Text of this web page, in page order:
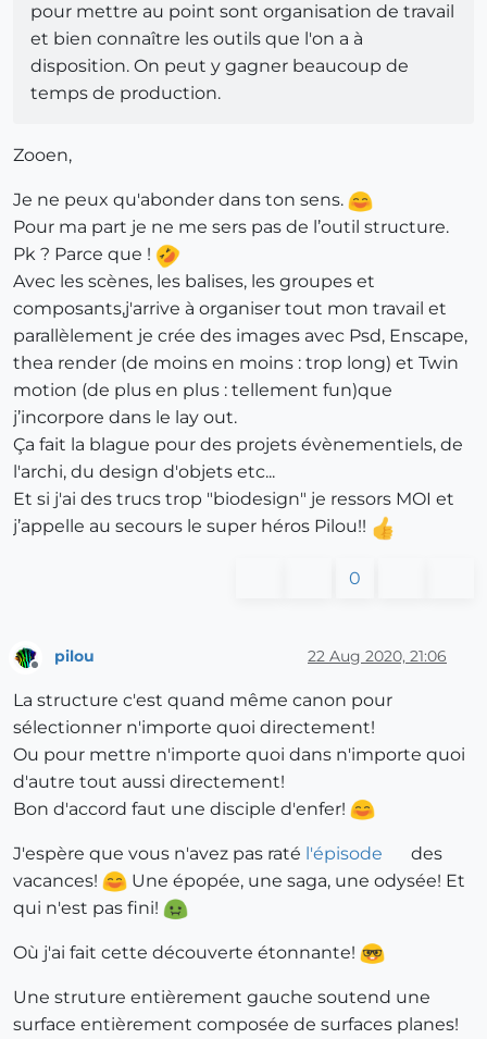
pour mettre au point sont organisation de travail
et bien connaître les outils que l'on a à
disposition. On peut y gagner beaucoup de
temps de production.
Zooen,
Je ne peux qu'abonder dans ton sens.
Pour ma part je ne me sers pas de l’outil structure.
Pk ? Parce que !
Avec les scènes, les balises, les groupes et
composants,j'arrive à organiser tout mon travail et
parallèlement je crée des images avec Psd, Enscape,
thea render (de moins en moins : trop long) et Twin
motion (de plus en plus : tellement fun)que
j’incorpore dans le lay out.
Ça fait la blague pour des projets évènementiels, de
l'archi, du design d'objets etc...
Et si j'ai des trucs trop "biodesign" je ressors MOI et
j’appelle au secours le super héros Pilou!!
0
Offline
pilou 22 Aug 2020, 21:06
La structure c'est quand même canon pour
sélectionner n'importe quoi directement!
Ou pour mettre n'importe quoi dans n'importe quoi
d'autre tout aussi directement!
Bon d'accord faut une disciple d'enfer!
J'espère que vous n'avez pas raté l'épisode
des
vacances!
Une épopée, une saga, une odysée! Et
qui n'est pas fini!
Où j'ai fait cette découverte étonnante!
Une struture entièrement gauche soutend une
surface entièrement composée de surfaces planes!